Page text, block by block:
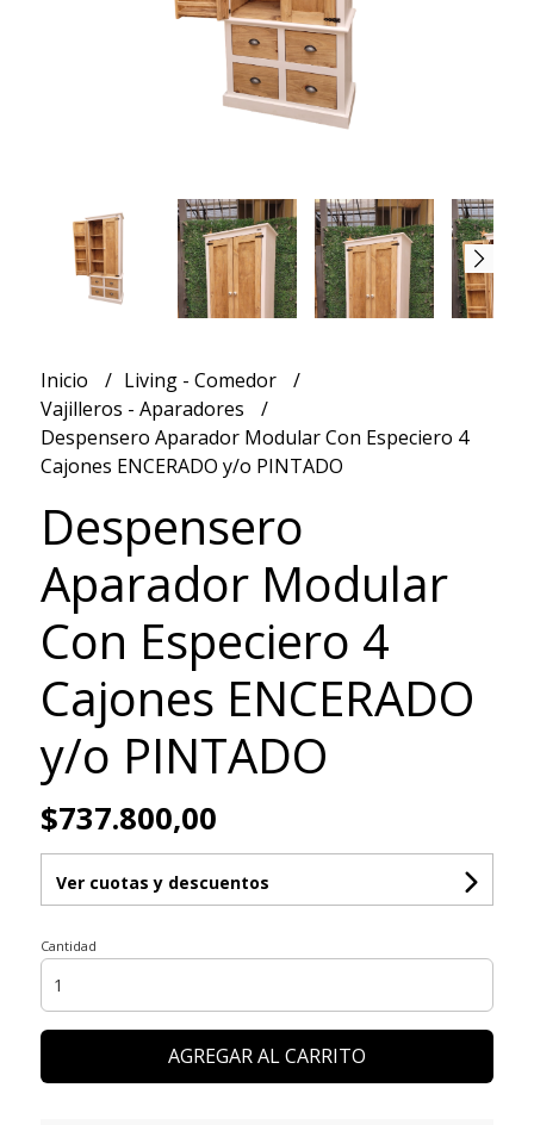
Inicio
Living - Comedor
Vajilleros - Aparadores
Despensero Aparador Modular Con Especiero 4
Cajones ENCERADO y/o PINTADO
Despensero
Aparador Modular
Con Especiero 4
Cajones ENCERADO
y/o PINTADO
$737.800,00
Ver cuotas y descuentos
Cantidad
AGREGAR AL CARRITO